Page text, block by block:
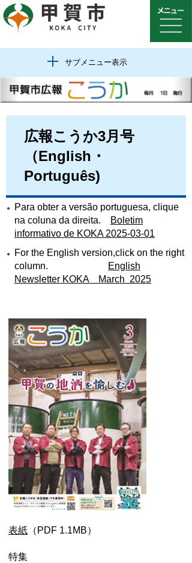
サブメニュー表示
広報こうか3月号
（English・
Português)
Para obter a versão portuguesa, clique
na coluna da direita.
Boletim
informativo de KOKA 2025-03-01
For the English version,click on the right
column.
English
Newsletter KOKA March 2025
表紙 （PDF 1.1MB）
特集